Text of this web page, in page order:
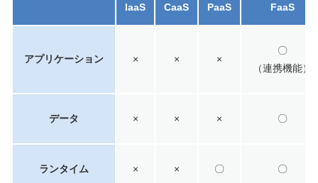
IaaS CaaS PaaS FaaS
アプリケーション × × ×
〇
（連携機能）
データ × × × 〇
ランタイム × × 〇 〇